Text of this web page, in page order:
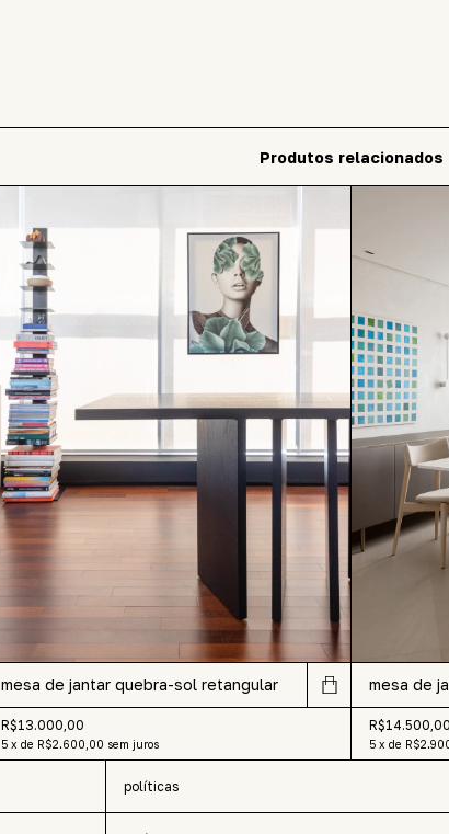
Produtos relacionados
mesa de jantar quebra-sol retangular
R$13.000,00
5 x de R$2.600,00 sem juros
mesa de
R$14.500,00
5 x de
políticas